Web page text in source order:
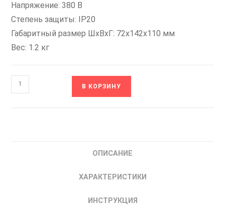
Напряжение: 380 В
Степень защиты: IP20
Габаритный размер ШхВхГ: 72x142x110 мм
Вес: 1.2 кг
Количество
товара
В КОРЗИНУ
ОПИСАНИЕ
ХАРАКТЕРИСТИКИ
ИНСТРУКЦИЯ